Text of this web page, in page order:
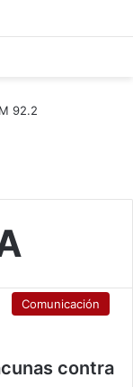
Comunicación
contra